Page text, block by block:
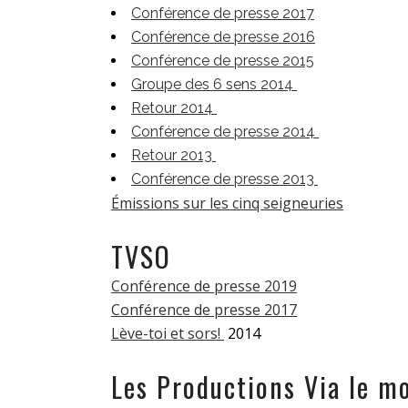
Conférence de presse 2017
Conférence de presse 2016
Conférence de presse 2015
Groupe des 6 sens 2014
Retour 2014
Conférence de presse 2014
Retour 2013
Conférence de presse 2013
Émissions sur les cinq seigneuries
TVSO
Conférence de presse 2019
Conférence de presse 2017
Lève-toi et sors! 2014
Les Productions Via le